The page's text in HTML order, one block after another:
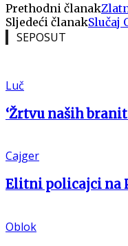
Prethodni članak
Sljedeći članakSlučaj
SEPOSUT
Luč
‘Žrtvu naših
Cajger
Elitni policajci na
Oblok